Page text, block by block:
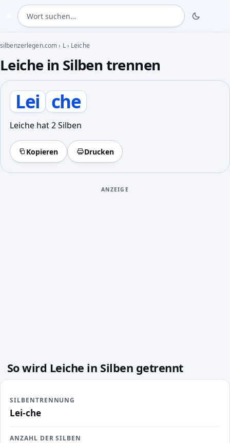
Wort suchen
silbenzerlegen.com› L› Leiche
Leiche in Silben trennen
Lei che
Leiche hat 2 Silben
Kopieren Drucken
ANZEIGE
So wird Leiche in Silben getrennt
SILBENTRENNUNG
Lei-che
ANZAHL DER SILBEN